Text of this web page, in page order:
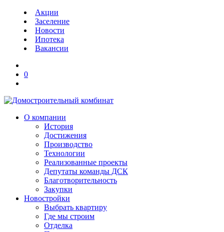
Акции
Заселение
Новости
Ипотека
Вакансии
0
О компании
История
Достижения
Производство
Технологии
Реализованные проекты
Депутаты команды ДСК
Благотворительность
Закупки
Новостройки
Выбрать квартиру
Где мы строим
Отделка